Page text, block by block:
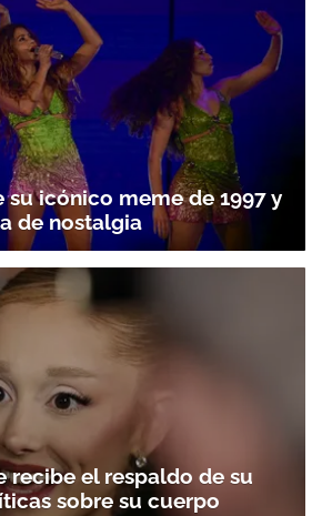
su icónico meme de 1997 y
de nostalgia
recibe el respaldo de su
sobre su cuerpo